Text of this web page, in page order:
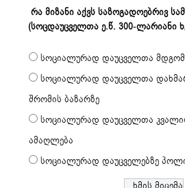
რა მიზანი აქვს საზოგადოებრივ
(სოცდაუცველთა ე.წ. 300-ლარიანი
სოციალურად დაუცველთა
სოციალურად დაუცველთა
შრომის ბაზარზე
სოციალურად დაუცველთა
ამაღლება
სოციალურად დაუცველებზე